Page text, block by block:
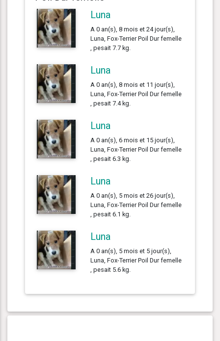
Luna
A 0 an(s), 8 mois et 24 jour(s),
Luna, Fox-Terrier Poil Dur femelle
, pesait 7.7 kg.
Luna
A 0 an(s), 8 mois et 11 jour(s),
Luna, Fox-Terrier Poil Dur femelle
, pesait 7.4 kg.
Luna
A 0 an(s), 6 mois et 15 jour(s),
Luna, Fox-Terrier Poil Dur femelle
, pesait 6.3 kg.
Luna
A 0 an(s), 5 mois et 26 jour(s),
Luna, Fox-Terrier Poil Dur femelle
, pesait 6.1 kg.
Luna
A 0 an(s), 5 mois et 5 jour(s),
Luna, Fox-Terrier Poil Dur femelle
, pesait 5.6 kg.